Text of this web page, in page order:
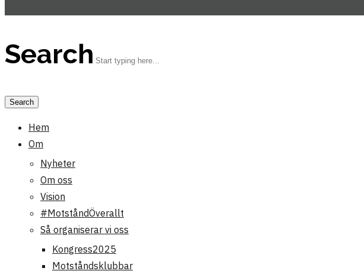
Search
Hem
Om
Nyheter
Om oss
Vision
#MotståndÖverallt
Så organiserar vi oss
Kongress2025
Motståndsklubbar